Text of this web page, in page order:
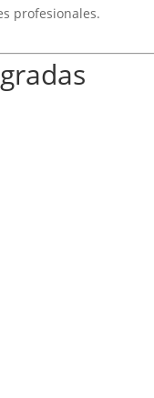
profesionales.